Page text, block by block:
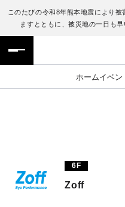
このたびの令和8年熊本地震により
ますとともに、被災地の一日も
ホームイベン
フロアガイド
施設案内・アクセス
TAX FREE
ENGLISH
繁体字
日本語
6F
Zoff